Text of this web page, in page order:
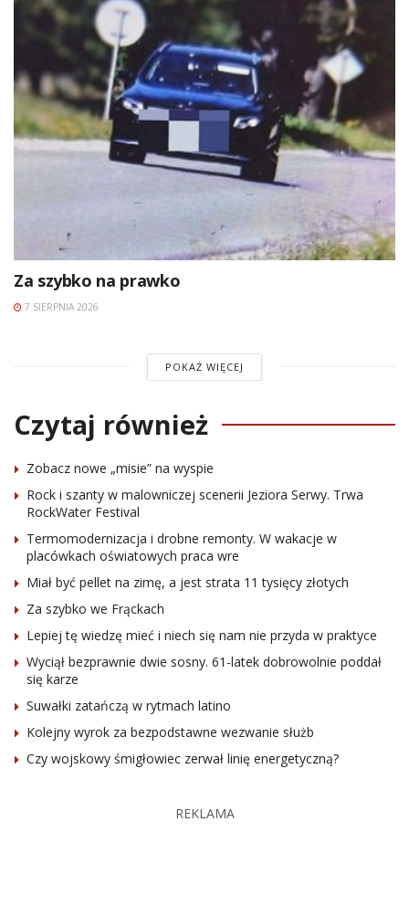
Za szybko na prawko
7 SIERPNIA 2026
POKAŻ WIĘCEJ
Czytaj również
Zobacz nowe „misie” na wyspie
Rock i szanty w malowniczej scenerii Jeziora Serwy. Trwa
RockWater Festival
Termomodernizacja i drobne remonty. W wakacje w
placówkach oświatowych praca wre
Miał być pellet na zimę, a jest strata 11 tysięcy złotych
Za szybko we Frąckach
Lepiej tę wiedzę mieć i niech się nam nie przyda w praktyce
Wyciął bezprawnie dwie sosny. 61-latek dobrowolnie poddał
się karze
Suwałki zatańczą w rytmach latino
Kolejny wyrok za bezpodstawne wezwanie służb
Czy wojskowy śmigłowiec zerwał linię energetyczną?
REKLAMA